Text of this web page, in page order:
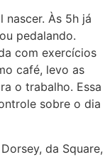
nascer. Às 5h já
pedalando.
com exercícios
café, levo as
o trabalho. Essa
sobre o dia
da Square,